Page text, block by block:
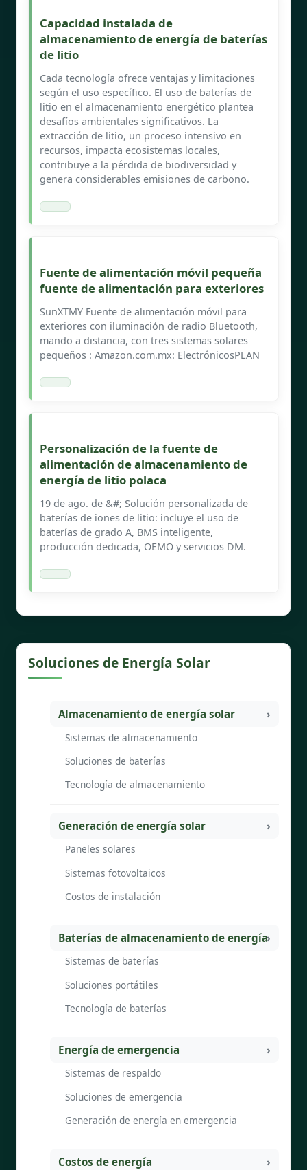
Capacidad instalada de
almacenamiento de energía de baterías
de litio
Cada tecnología ofrece ventajas y limitaciones
según el uso específico. El uso de baterías de
litio en el almacenamiento energético plantea
desafíos ambientales significativos. La
extracción de litio, un proceso intensivo en
recursos, impacta ecosistemas locales,
contribuye a la pérdida de biodiversidad y
genera considerables emisiones de carbono.
Fuente de alimentación móvil pequeña
fuente de alimentación para exteriores
SunXTMY Fuente de alimentación móvil para
exteriores con iluminación de radio Bluetooth,
mando a distancia, con tres sistemas solares
pequeños : Amazon.com.mx: ElectrónicosPLAN
Personalización de la fuente de
alimentación de almacenamiento de
energía de litio polaca
19 de ago. de &#; Solución personalizada de
baterías de iones de litio: incluye el uso de
baterías de grado A, BMS inteligente,
producción dedicada, OEMO y servicios DM.
Soluciones de Energía Solar
Almacenamiento de energía solar
Sistemas de almacenamiento
Soluciones de baterías
Tecnología de almacenamiento
Generación de energía solar
Paneles solares
Sistemas fotovoltaicos
Costos de instalación
Baterías de almacenamiento de energía
Sistemas de baterías
Soluciones portátiles
Tecnología de baterías
Energía de emergencia
Sistemas de respaldo
Soluciones de emergencia
Generación de energía en emergencia
Costos de energía